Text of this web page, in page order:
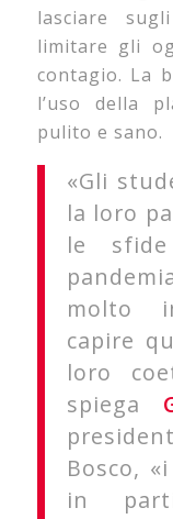
lasciare
limitare gli
contagio. La
l’uso della
pulito e sano.
«Gli
la loro
le
molto
capire
loro
spiega
Bosco,
in